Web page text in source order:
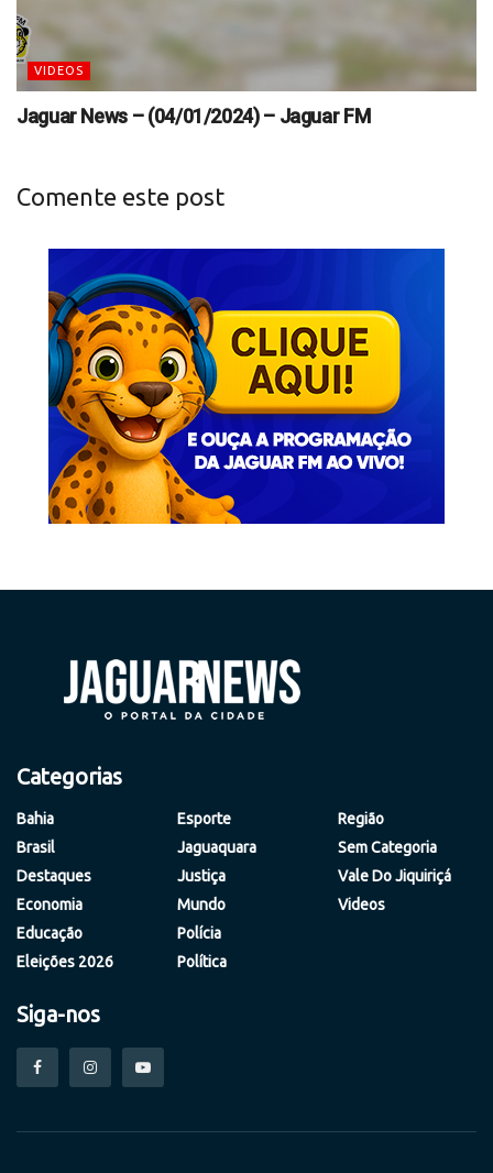
VIDEOS
Jaguar News – (04/01/2024) – Jaguar FM
Comente este post
Categorias
Bahia
Brasil
Destaques
Economia
Educação
Eleições 2026
Esporte
Jaguaquara
Justiça
Mundo
Polícia
Política
Região
Sem Categoria
Vale Do Jiquiriçá
Videos
Siga-nos